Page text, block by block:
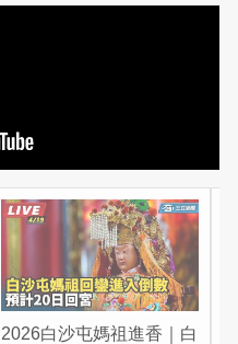
2026白沙屯媽祖進香｜白